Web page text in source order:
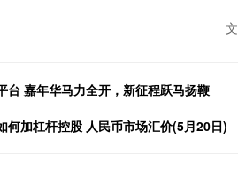
台 嘉年华马力全开，新征程跃马扬鞭
何加杠杆控股 人民币市场汇价(5月20日)